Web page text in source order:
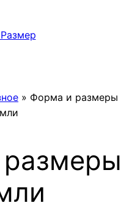
» Форма и размеры